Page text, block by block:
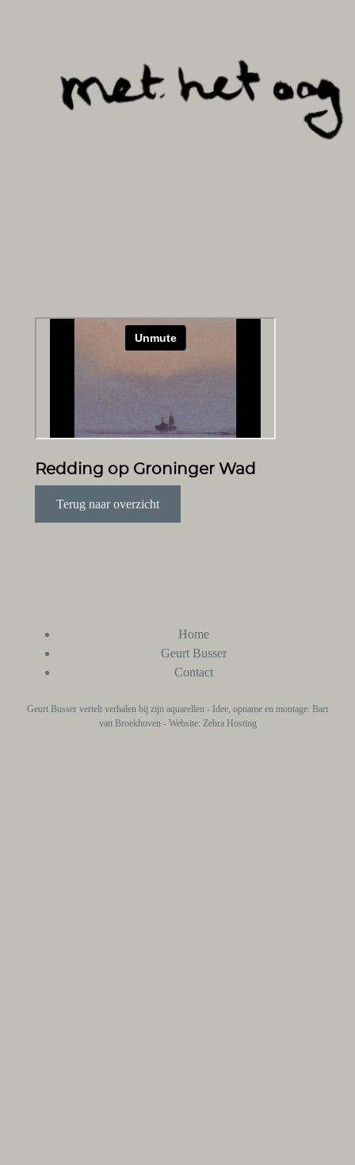
Redding op Groninger Wad
Terug naar overzicht
Home
Geurt Busser
Contact
Geurt Busser vertelt verhalen bij zijn aquarellen - Idee, opname en montage: Bart
van Broekhoven - Website: Zebra Hosting